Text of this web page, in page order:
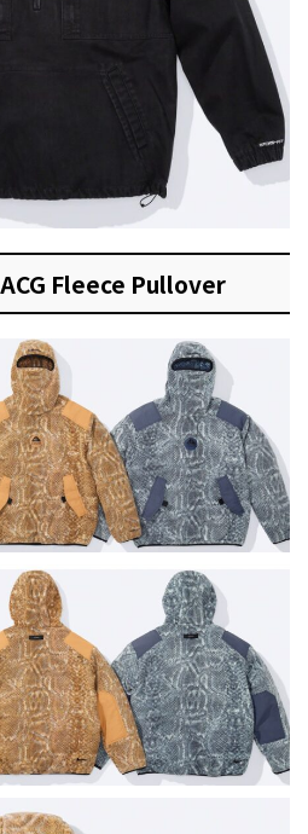
Fleece Pullover